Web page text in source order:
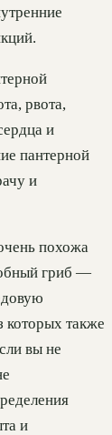
рвота,
и
пантерной
и
похожа
гриб —
которых также
вы не
и